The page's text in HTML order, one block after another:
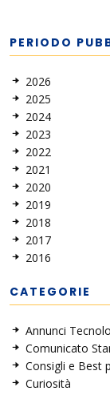
PERIODO
2026
2025
2024
2023
2022
2021
2020
2019
2018
2017
2016
CATEGORIE
Annunci
Comunicato
Consigli e Best
Curiosità